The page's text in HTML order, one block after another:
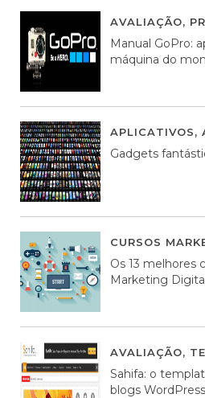
AVALIAÇÃO,
Manual GoPro:
máquina do
APLICATIVOS,
Gadgets
CURSOS
Os 13 melhores
Marketing
AVALIAÇÃO,
Sahifa: o
blogs WordPress